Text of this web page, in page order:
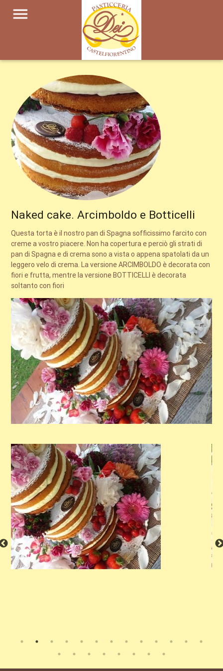
menu
Naked cake. Arcimboldo e Botticelli
Questa torta è il nostro pan di Spagna sofficissimo farcito con
creme a vostro piacere. Non ha copertura e perciò gli strati di
pan di Spagna e di crema sono a vista o appena spatolati da un
leggero velo di crema. La versione ARCIMBOLDO è decorata con
fiori e frutta, mentre la versione BOTTICELLI è decorata
soltanto con fiori